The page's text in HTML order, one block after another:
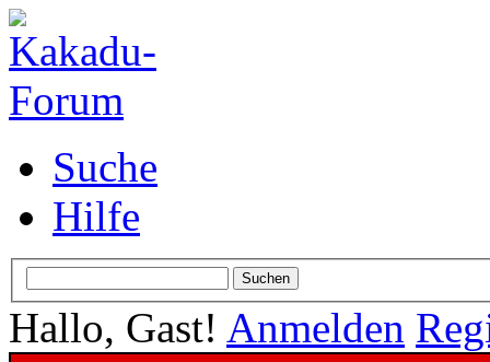
Suche
Hilfe
Hallo, Gast! Anmelden